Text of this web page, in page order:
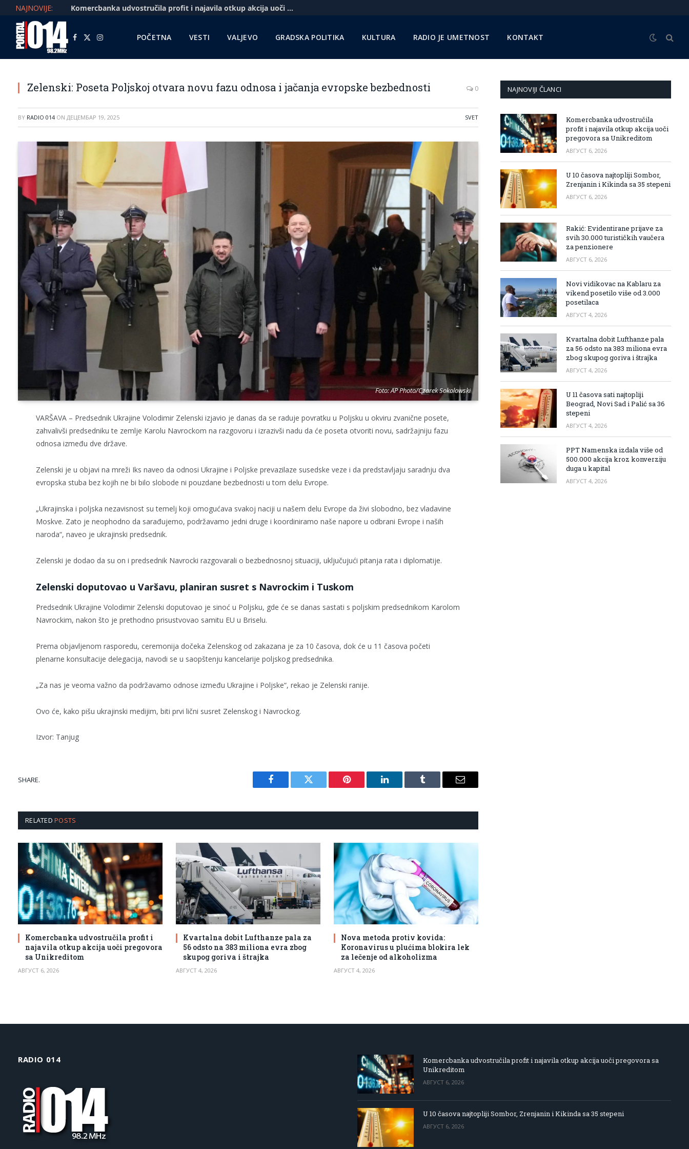
NAJNOVIJE: Komercbanka udvostručila profit i najavila otkup akcija uoči pregovora sa Unikreditom
Facebook
X
Instagram POČETNA VESTI VALJEVO GRADSKA POLITIKA KULTURA RADIO JE UMETNOST KONTAKT
Zelenski: Poseta Poljskoj otvara novu fazu odnosa i jačanja evropske bezbednosti 0
BY RADIO 014 ON ДЕЦЕМБАР 19, 2025 SVET
Foto: AP Photo/Czarek Sokolowski
VARŠAVA – Predsednik Ukrajine Volodimir Zelenski izjavio je danas da se raduje povratku u Poljsku u okviru zvanične posete,
zahvalivši predsedniku te zemlje Karolu Navrockom na razgovoru i izrazivši nadu da će poseta otvoriti novu, sadržajniju fazu
odnosa između dve države.
Zelenski je u objavi na mreži Iks naveo da odnosi Ukrajine i Poljske prevazilaze susedske veze i da predstavljaju saradnju dva
evropska stuba bez kojih ne bi bilo slobode ni pouzdane bezbednosti u tom delu Evrope.
„Ukrajinska i poljska nezavisnost su temelj koji omogućava svakoj naciji u našem delu Evrope da živi slobodno, bez vladavine
Moskve. Zato je neophodno da sarađujemo, podržavamo jedni druge i koordiniramo naše napore u odbrani Evrope i naših
naroda“, naveo je ukrajinski predsednik.
Zelenski je dodao da su on i predsednik Navrocki razgovarali o bezbednosnoj situaciji, uključujući pitanja rata i diplomatije.
Zelenski doputovao u Varšavu, planiran susret s Navrockim i Tuskom
Predsednik Ukrajine Volodimir Zelenski doputovao je sinoć u Poljsku, gde će se danas sastati s poljskim predsednikom Karolom
Navrockim, nakon što je prethodno prisustvovao samitu EU u Briselu.
Prema objavljenom rasporedu, ceremonija dočeka Zelenskog od zakazana je za 10 časova, dok će u 11 časova početi
plenarne konsultacije delegacija, navodi se u saopštenju kancelarije poljskog predsednika.
„Za nas je veoma važno da podržavamo odnose između Ukrajine i Poljske“, rekao je Zelenski ranije.
Ovo će, kako pišu ukrajinski medijim, biti prvi lični susret Zelenskog i Navrockog.
Izvor: Tanjug
SHARE.
Facebook Twitter Pinterest LinkedIn Tumblr Email
RELATEDPOSTS
Komercbanka udvostručila profit i
najavila otkup akcija uoči pregovora
sa Unikreditom
АВГУСТ 6, 2026
Kvartalna dobit Lufthanze pala za
56 odsto na 383 miliona evra zbog
skupog goriva i štrajka
АВГУСТ 4, 2026
Nova metoda protiv kovida:
Koronavirus u plućima blokira lek
za lečenje od alkoholizma
АВГУСТ 4, 2026
NAJNOVIJI ČLANCI
Komercbanka udvostručila
profit i najavila otkup akcija uoči
pregovora sa Unikreditom
АВГУСТ 6, 2026
U 10 časova najtopliji Sombor,
Zrenjanin i Kikinda sa 35 stepeni
АВГУСТ 6, 2026
Rakić: Evidentirane prijave za
svih 30.000 turističkih vaučera
za penzionere
АВГУСТ 6, 2026
Novi vidikovac na Kablaru za
vikend posetilo više od 3.000
posetilaca
АВГУСТ 4, 2026
Kvartalna dobit Lufthanze pala
za 56 odsto na 383 miliona evra
zbog skupog goriva i štrajka
АВГУСТ 4, 2026
U 11 časova sati najtopliji
Beograd, Novi Sad i Palić sa 36
stepeni
АВГУСТ 4, 2026
PPT Namenska izdala više od
500.000 akcija kroz konverziju
duga u kapital
АВГУСТ 4, 2026
RADIO 014
Komercbanka udvostručila profit i najavila otkup akcija uoči pregovora sa
Unikreditom
АВГУСТ 6, 2026
U 10 časova najtopliji Sombor, Zrenjanin i Kikinda sa 35 stepeni
АВГУСТ 6, 2026